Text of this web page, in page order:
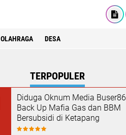
OLAHRAGA DESA
TERPOPULER
Diduga Oknum Media Buser86
Back Up Mafia Gas dan BBM
Bersubsidi di Ketapang